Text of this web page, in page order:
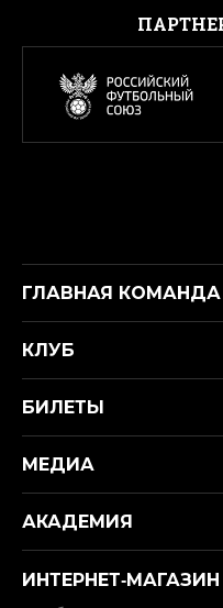
ГЛАВНАЯ КОМАНДА
КЛУБ
БИЛЕТЫ
МЕДИА
АКАДЕМИЯ
ИНТЕРНЕТ‑МАГАЗИН